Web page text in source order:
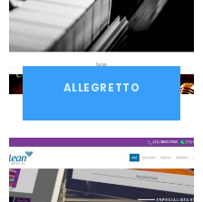
ALLEGRETTO